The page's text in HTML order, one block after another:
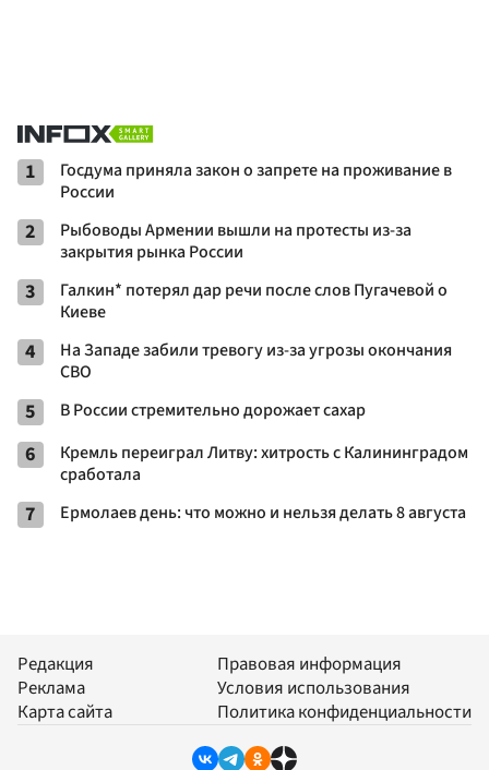
1
Госдума приняла закон о запрете на проживание в
России
2
Рыбоводы Армении вышли на протесты из-за
закрытия рынка России
3
Галкин* потерял дар речи после слов Пугачевой о
Киеве
4
На Западе забили тревогу из-за угрозы окончания
СВО
5 В России стремительно дорожает сахар
6
Кремль переиграл Литву: хитрость с Калининградом
сработала
7 Ермолаев день: что можно и нельзя делать 8 августа
Редакция
Реклама
Карта сайта
Правовая информация
Условия использования
Политика конфиденциальности